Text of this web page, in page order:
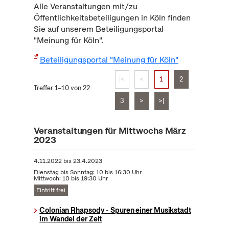
Alle Veranstaltungen mit/zu
Öffentlichkeitsbeteiligungen in Köln finden
Sie auf unserem Beteiligungsportal
"Meinung für Köln".
Beteiligungsportal "Meinung für Köln"
Treffer 1–10 von 22
|< < 1 2
3 > >|
Veranstaltungen für Mittwochs März
2023
4.11.2022bis23.4.2023
Dienstag bis Sonntag: 10 bis 16:30 Uhr
Mittwoch: 10 bis 19:30 Uhr
Eintritt frei
Colonian Rhapsody - Spuren einer Musikstadt
im Wandel der Zeit